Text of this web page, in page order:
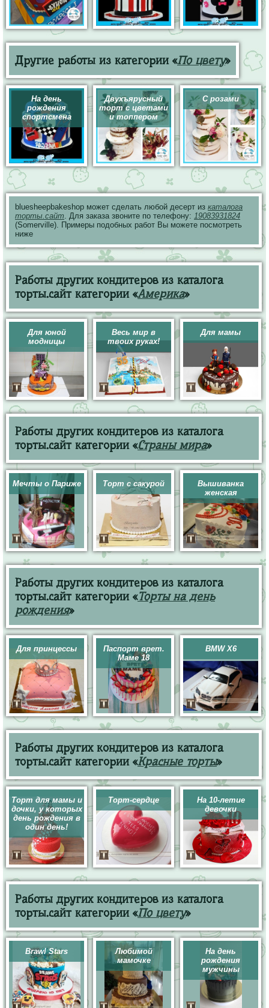
Другие работы из категории «По цвету»
На день
рождения
спортсмена
Двухъярусный
торт с цветами
и топпером
С розами
bluesheepbakeshop может сделать любой десерт из каталога
торты.сайт. Для заказа звоните по телефону: 19083931824
(Somerville). Примеры подобных работ Вы можете посмотреть
ниже
Работы других кондитеров из каталога
торты.сайт категории «Америка»
Для юной
модницы
Весь мир в
твоих руках!
Для мамы
Работы других кондитеров из каталога
торты.сайт категории «Страны мира»
Мечты о Париже Торт с сакурой
Вышиванка
женская
Работы других кондитеров из каталога
торты.сайт категории «Торты на день
рождения»
Для принцессы
Паспорт врет.
Маме 18
BMW X6
Работы других кондитеров из каталога
торты.сайт категории «Красные торты»
Торт для мамы и
дочки, у которых
день рождения в
один день!
Торт-сердце
На 10-летие
девочки
Работы других кондитеров из каталога
торты.сайт категории «По цвету»
Brawl Stars
Любимой
мамочке
На день
рождения
мужчины